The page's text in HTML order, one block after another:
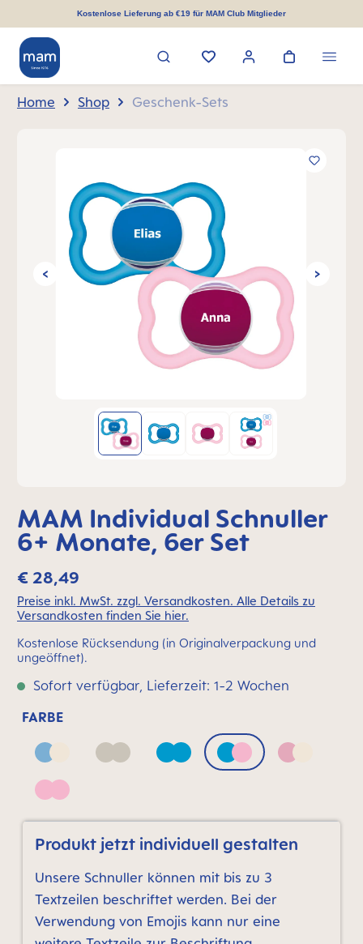
springenKostenlose Lieferung ab €19 für MAM Club Mitglieder
Home Shop Geschenk-Sets
MAM Individual Schnuller
6+ Monate, 6er Set
€ 28,49
Preise inkl. MwSt. zzgl. Versandkosten. Alle Details zu
Versandkosten finden Sie hier.
Kostenlose Rücksendung (in Originalverpackung und
ungeöffnet).
Sofort verfügbar, Lieferzeit: 1-2 Wochen
FARBE
Blue & NeutralNeutral Pacific BluePacific Blue &
Pink &
Quartz Rose
Produkt jetzt individuell gestalten
Unsere Schnuller können mit bis zu 3
Textzeilen beschriftet werden. Bei der
Verwendung von Emojis kann nur eine